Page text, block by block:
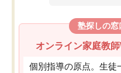
塾探しの窓
オンライン家庭教
個別指導の原点。生徒